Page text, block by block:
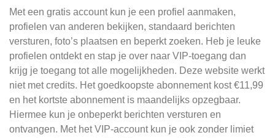
Met een gratis account kun je een profiel aanmaken,
profielen van anderen bekijken, standaard berichten
versturen, foto’s plaatsen en beperkt zoeken. Heb je leuke
profielen ontdekt en stap je over naar VIP-toegang dan
krijg je toegang tot alle mogelijkheden. Deze website werkt
niet met credits. Het goedkoopste abonnement kost €11,99
en het kortste abonnement is maandelijks opzegbaar.
Hiermee kun je onbeperkt berichten versturen en
ontvangen. Met het VIP-account kun je ook zonder limiet